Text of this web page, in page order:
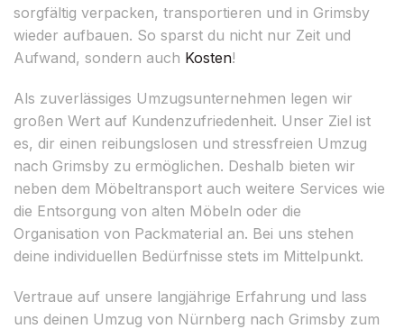
sorgfältig verpacken, transportieren und in Grimsby
wieder aufbauen. So sparst du nicht nur Zeit und
Aufwand, sondern auch Kosten!
Als zuverlässiges Umzugsunternehmen legen wir
großen Wert auf Kundenzufriedenheit. Unser Ziel ist
es, dir einen reibungslosen und stressfreien Umzug
nach Grimsby zu ermöglichen. Deshalb bieten wir
neben dem Möbeltransport auch weitere Services wie
die Entsorgung von alten Möbeln oder die
Organisation von Packmaterial an. Bei uns stehen
deine individuellen Bedürfnisse stets im Mittelpunkt.
Vertraue auf unsere langjährige Erfahrung und lass
uns deinen Umzug von Nürnberg nach Grimsby zum